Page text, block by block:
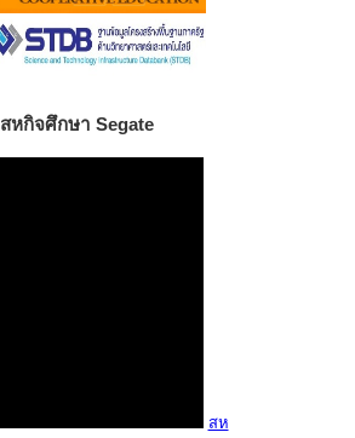
สหกิจศึกษา Segate
สห